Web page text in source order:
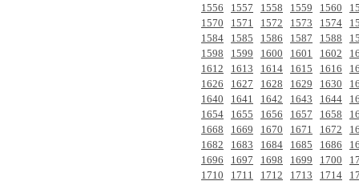
1556
1557 1558 1559 1560
1570
1571 1572 1573 1574
1584
1585 1586 1587 1588
1598
1599 1600 1601 1602
1612
1613 1614 1615 1616
1626
1627 1628 1629 1630
1640
1641 1642 1643 1644
1654
1655 1656 1657 1658
1668
1669 1670 1671 1672
1682
1683 1684 1685 1686
1696
1697 1698 1699 1700
1710
1711 1712 1713 1714